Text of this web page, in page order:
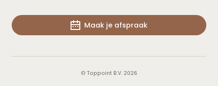
Maak je afspraak
© Toppoint B.V. 2026